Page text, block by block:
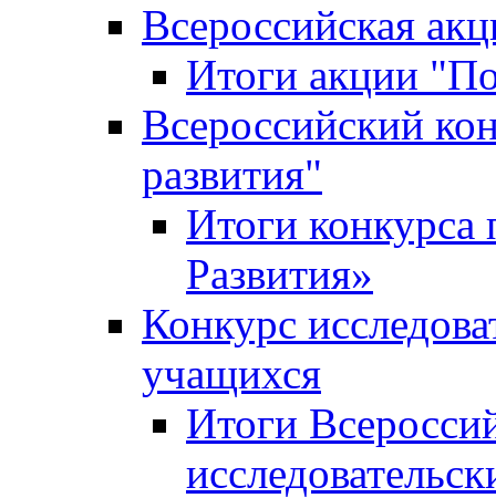
Всероссийская
Итоги акции
Всероссийский
развития"
Итоги конкурса
Развития»
Конкурс
учащихся
Итоги